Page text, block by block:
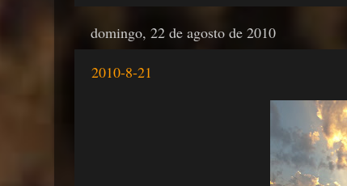
domingo, 22 de agosto de 2010
2010-8-21